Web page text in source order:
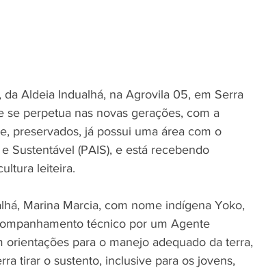
Aldeia Indualhá, na Agrovila 05, em Serra
se perpetua nas novas gerações, com a
preservados, já possui uma área com o
Sustentável (PAIS), e está recebendo
leiteira.
Marina Marcia, com nome indígena Yoko,
técnico por um Agente
orientações para o manejo adequado da terra,
tirar o sustento, inclusive para os jovens,